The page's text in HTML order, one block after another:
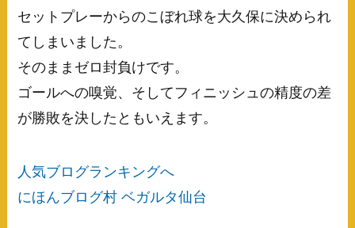
セットプレーからのこぼれ球を大久保に決められ
てしまいました。
そのままゼロ封負けです。
ゴールへの嗅覚、そしてフィニッシュの精度の差
が勝敗を決したともいえます。
人気ブログランキングへ
にほんブログ村 ベガルタ仙台